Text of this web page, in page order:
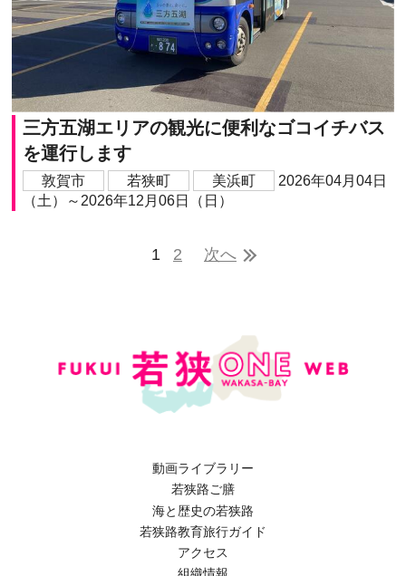
三方五湖エリアの観光に便利なゴコイチバス
を運行します
敦賀市 若狭町 美浜町
2026年04月04日
（土）～2026年12月06日（日）
1 2 次へ
動画ライブラリー
若狭路ご膳
海と歴史の若狭路
若狭路教育旅行ガイド
アクセス